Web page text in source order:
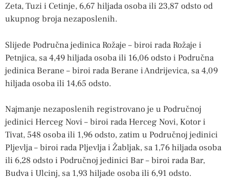
Zeta, Tuzi i Cetinje, 6,67 hiljada osoba ili 23,87 odsto od
ukupnog broja nezaposlenih.
Slijede Područna jedinica Rožaje – biroi rada Rožaje i
Petnjica, sa 4,49 hiljada osoba ili 16,06 odsto i Područna
jedinica Berane – biroi rada Berane i Andrijevica, sa 4,09
hiljada osoba ili 14,65 odsto.
Najmanje nezaposlenih registrovano je u Područnoj
jedinici Herceg Novi – biroi rada Herceg Novi, Kotor i
Tivat, 548 osoba ili 1,96 odsto, zatim u Područnoj jedinici
Pljevlja – biroi rada Pljevlja i Žabljak, sa 1,76 hiljada osoba
ili 6,28 odsto i Područnoj jedinici Bar – biroi rada Bar,
Budva i Ulcinj, sa 1,93 hiljade osoba ili 6,91 odsto.